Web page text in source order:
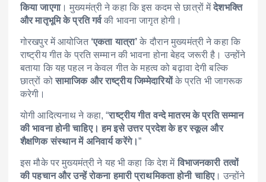
किया जाएगा। मुख्यमंत्री ने कहा कि इस कदम से छात्रों मेंदेशभक्ति
और मातृभूमि के प्रति गर्वकी भावना जागृत होगी।
गोरखपुर में आयोजित ‘एकता यात्रा’ के दौरान मुख्यमंत्री ने कहा कि
राष्ट्रीय गीत के प्रति सम्मान की भावना होना बेहद जरूरी है। उन्होंने
बताया कि यह पहल न केवल गीत के महत्व को बढ़ावा देगी बल्कि
छात्रों कोसामाजिक और राष्ट्रीय जिम्मेदारियोंके प्रति भी जागरूक
करेगी।
योगी आदित्यनाथ ने कहा, “राष्ट्रीय गीत वन्दे मातरम के प्रति सम्मान
की भावना होनी चाहिए। हम इसे उत्तर प्रदेश के हर स्कूल और
शैक्षणिक संस्थान में अनिवार्य करेंगे।”
इस मौके पर मुख्यमंत्री ने यह भी कहा कि देश मेंविभाजनकारी तत्वों
की पहचान और उन्हें रोकना हमारी प्राथमिकता होनी चाहिए। उन्होंने